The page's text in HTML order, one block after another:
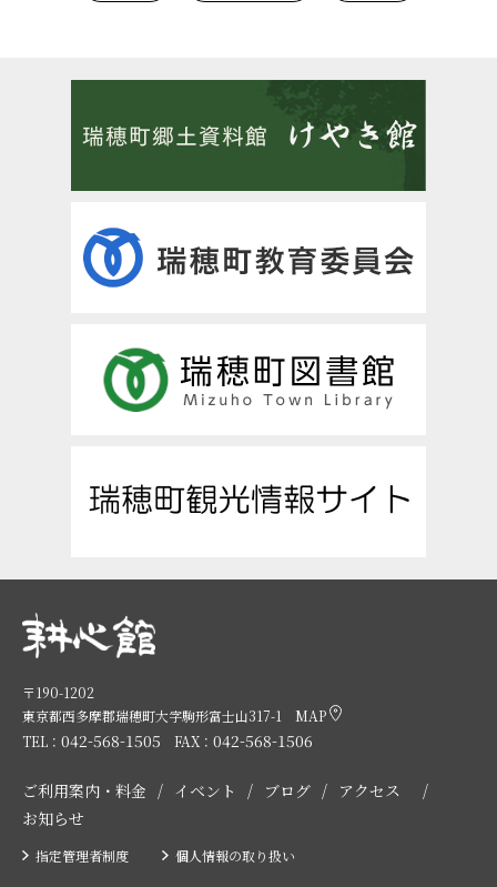
〒190-1202
東京都西多摩郡瑞穂町大字駒形富士山317-1 MAP
TEL： 042-568-1505 FAX： 042-568-1506
ご利用案内・料金 イベント ブログ
アクセス
お知らせ
指定管理者制度 個人情報の取り扱い